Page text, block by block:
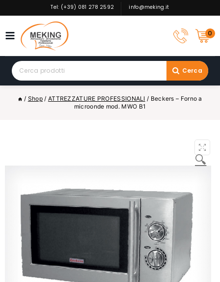
to
Tel: (+39) 081 278 2592 info@meking.it
0
Search
for:
Cerca
/ Shop / ATTREZZATURE PROFESSIONALI / Beckers – Forno a
microonde mod. MWO B1
🔍